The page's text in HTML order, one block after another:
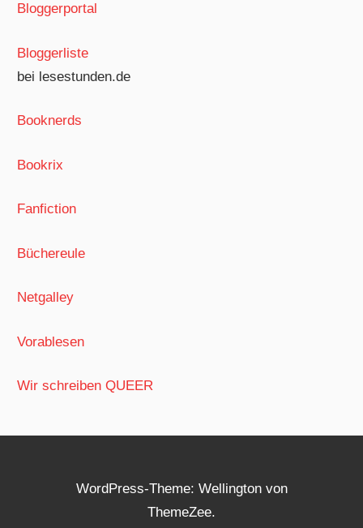
Bloggerportal
Bloggerliste
bei lesestunden.de
Booknerds
Bookrix
Fanfiction
Büchereule
Netgalley
Vorablesen
Wir schreiben QUEER
WordPress-Theme: Wellington von
ThemeZee.